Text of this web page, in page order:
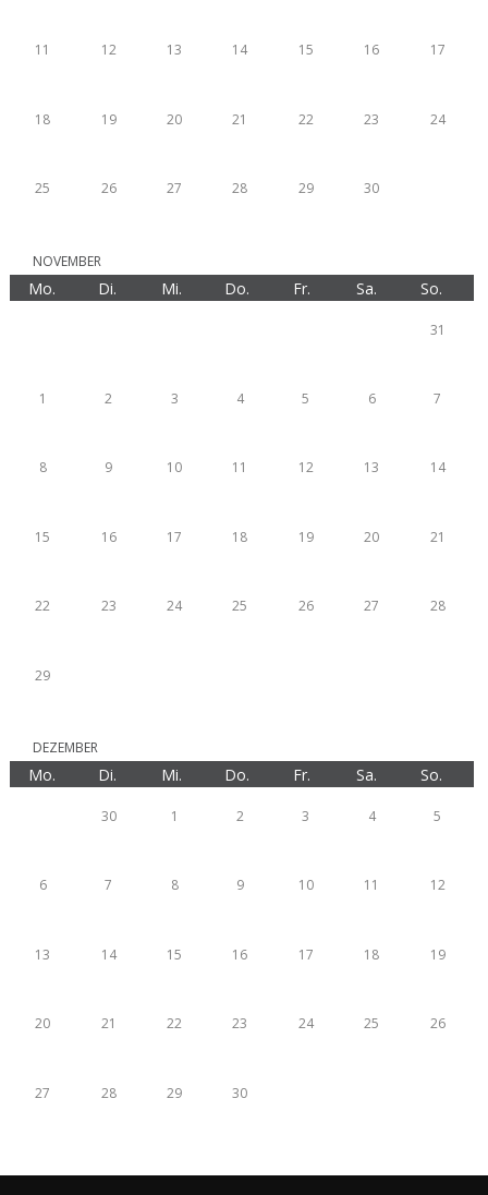
11 12 13 14 15 16 17
18 19 20 21 22 23 24
25 26 27 28 29 30
NOVEMBER
Mo. Di. Mi. Do. Fr. Sa. So.
31
1 2 3 4 5 6 7
8 9 10 11 12 13 14
15 16 17 18 19 20 21
22 23 24 25 26 27 28
29
DEZEMBER
Mo. Di. Mi. Do. Fr. Sa. So.
30 1 2 3 4 5
6 7 8 9 10 11 12
13 14 15 16 17 18 19
20 21 22 23 24 25 26
27 28 29 30